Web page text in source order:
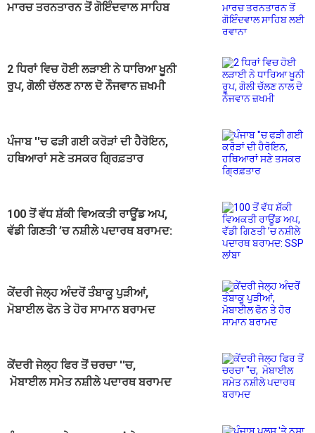
ਮਾਰਚ ਤਰਨਤਾਰਨ ਤੋਂ ਗੋਇੰਦਵਾਲ ਸਾਹਿਬ
2 ਧਿਰਾਂ ਵਿਚ ਹੋਈ ਲੜਾਈ ਨੇ ਧਾਰਿਆ ਖੂਨੀ
ਰੂਪ, ਗੋਲੀ ਚੱਲਣ ਨਾਲ ਦੋ ਨੌਜਵਾਨ ਜ਼ਖਮੀ
ਪੰਜਾਬ ''ਚ ਫੜੀ ਗਈ ਕਰੋੜਾਂ ਦੀ ਹੈਰੋਇਨ,
ਹਥਿਆਰਾਂ ਸਣੇ ਤਸਕਰ ਗ੍ਰਿਫ਼ਤਾਰ
100 ਤੋਂ ਵੱਧ ਸ਼ੱਕੀ ਵਿਅਕਤੀ ਰਾਊਂਡ ਅਪ,
ਵੱਡੀ ਗਿਣਤੀ ’ਚ ਨਸ਼ੀਲੇ ਪਦਾਰਥ ਬਰਾਮਦ:
ਕੇਂਦਰੀ ਜੇਲ੍ਹ ਅੰਦਰੋਂ ਤੰਬਾਕੂ ਪੁੜੀਆਂ,
ਮੋਬਾਈਲ ਫੋਨ ਤੇ ਹੋਰ ਸਾਮਾਨ ਬਰਾਮਦ
ਕੇਂਦਰੀ ਜੇਲ੍ਹ ਫਿਰ ਤੋਂ ਚਰਚਾ ''ਚ,
ਮੋਬਾਈਲ ਸਮੇਤ ਨਸ਼ੀਲੇ ਪਦਾਰਥ ਬਰਾਮਦ